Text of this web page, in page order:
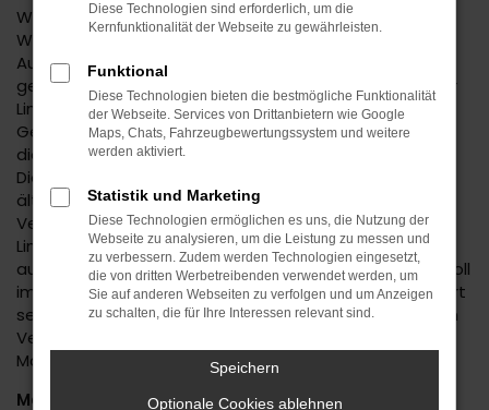
Wie wäre es mit einem Audi Q3 Gebrauchtwagen?
Wenn Sie nicht bereits über diese Möglichkeit des
Autokaufs nachgedacht haben, erläutern wir Ihnen
gerne die zahlreichen Vorteile. Da ist natürlich in erster
Linie der günstige Preis. Mit einem Audi Q3
Gebrauchtwagen zahlen Sie teilweise gerade einmal
die Hälfte oder noch weniger als für einen Neuwagen.
Die Qualität dieses Modells steht jedoch auch bei
älteren Baujahren außer Frage und auch die
Verarbeitung und die Extras überzeugen auf ganzer
Linie. Mit einem Audi Q3 Gebrauchtwagen gehen Sie
auch deshalb auf Nummer sicher, weil Sie vertrauensvoll
im Autohaus Daub kaufen. Unser Unternehmen existiert
seit 1974 und prüft jedes Fahrzeug eingehend vor dem
Verkauf. Wir stellen sicher, dass keinerlei Schäden bzw.
Mängel existieren.
Marken
Diese Technologien sind erforderlich, um die
Kernfunktionalität der Webseite zu gewährleisten.
Funktional
Diese Technologien bieten die bestmögliche Funktionalität
der Webseite. Services von Drittanbietern wie Google
Maps, Chats, Fahrzeugbewertungssystem und weitere
werden aktiviert.
Statistik und Marketing
Diese Technologien ermöglichen es uns, die Nutzung der
Webseite zu analysieren, um die Leistung zu messen und
zu verbessern. Zudem werden Technologien eingesetzt,
die von dritten Werbetreibenden verwendet werden, um
Sie auf anderen Webseiten zu verfolgen und um Anzeigen
zu schalten, die für Ihre Interessen relevant sind.
Speichern
Optionale Cookies ablehnen